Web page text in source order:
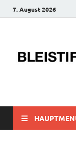
7. August 2026